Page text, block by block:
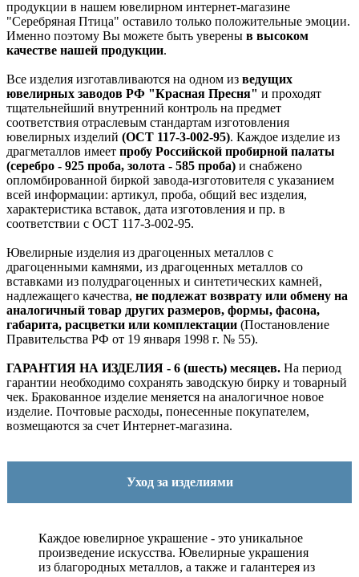
продукции в нашем ювелирном интернет-магазине
"Серебряная Птица" оставило только положительные эмоции.
Именно поэтому Вы можете быть уверены в высоком
качестве нашей продукции.
Все изделия изготавливаются на одном из ведущих
ювелирных заводов РФ "Красная Пресня" и проходят
тщательнейший внутренний контроль на предмет
соответствия отраслевым стандартам изготовления
ювелирных изделий (ОСТ 117-3-002-95). Каждое изделие из
драгметаллов имеет пробу Российской пробирной палаты
(серебро - 925 проба, золота - 585 проба) и снабжено
опломбированной биркой завода-изготовителя с указанием
всей информации: артикул, проба, общий вес изделия,
характеристика вставок, дата изготовления и пр. в
соответствии с ОСТ 117-3-002-95.
Ювелирные изделия из драгоценных металлов с
драгоценными камнями, из драгоценных металлов со
вставками из полудрагоценных и синтетических камней,
надлежащего качества, не подлежат возврату или обмену на
аналогичный товар других размеров, формы, фасона,
габарита, расцветки или комплектации (Постановление
Правительства РФ от 19 января 1998 г. № 55).
ГАРАНТИЯ НА ИЗДЕЛИЯ - 6 (шесть) месяцев. На период
гарантии необходимо сохранять заводскую бирку и товарный
чек. Бракованное изделие меняется на аналогичное новое
изделие. Почтовые расходы, понесенные покупателем,
возмещаются за счет Интернет-магазина.
Уход за изделиями
Каждое ювелирное украшение - это уникальное
произведение искусства. Ювелирные украшения
из благородных металлов, а также и галантерея из